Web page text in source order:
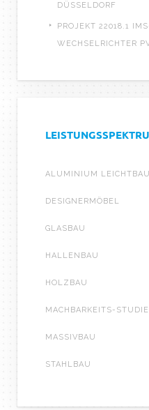
DÜSSELDORF
PROJEKT 22018.1
WECHSELRICHTER
ALUMINIUM LEICHTBAU
DESIGNERMÖBEL
GLASBAU
HALLENBAU
HOLZBAU
MACHBARKEITS-
MASSIVBAU
STAHLBAU